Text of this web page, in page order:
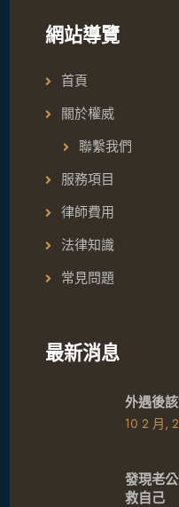
網站導覽
首頁
關於權威
聯繫我們
服務項目
律師費用
法律知識
常見問題
最新消息
外遇後
10 2 月,
發現老
救自己